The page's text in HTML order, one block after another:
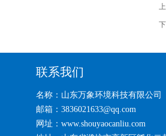
联系我们
名称：山东万象环境科技有限公司
邮箱：3836021633@qq.com
网址：www.shouyaocanliu.com